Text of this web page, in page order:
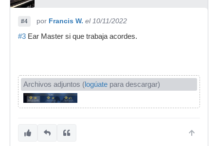
#4 por Francis W. el 10/11/2022
#3 Ear Master si que trabaja acordes.
Archivos adjuntos (logúate para descargar)